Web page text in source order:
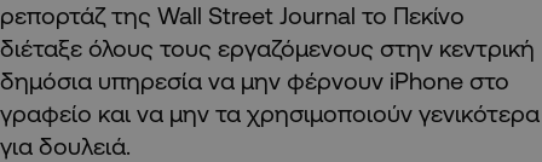
ρεπορτάζ της Wall Street Journal το Πεκίνο
διέταξε όλους τους εργαζόμενους στην κεντρική
δημόσια υπηρεσία να μην φέρνουν iPhone στο
γραφείο και να μην τα χρησιμοποιούν γενικότερα
για δουλειά.